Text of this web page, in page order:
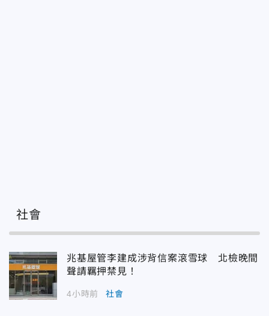
社會
兆基屋管李建成涉背信案滾雪球 北檢晚間
聲請羈押禁見！
4小時前 社會